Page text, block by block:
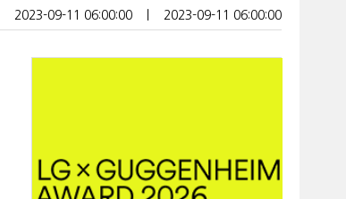
2023-09-11 06:00:00 2023-09-11 06:00:00